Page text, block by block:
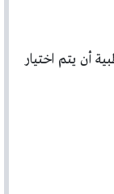
أن يتم اختيار